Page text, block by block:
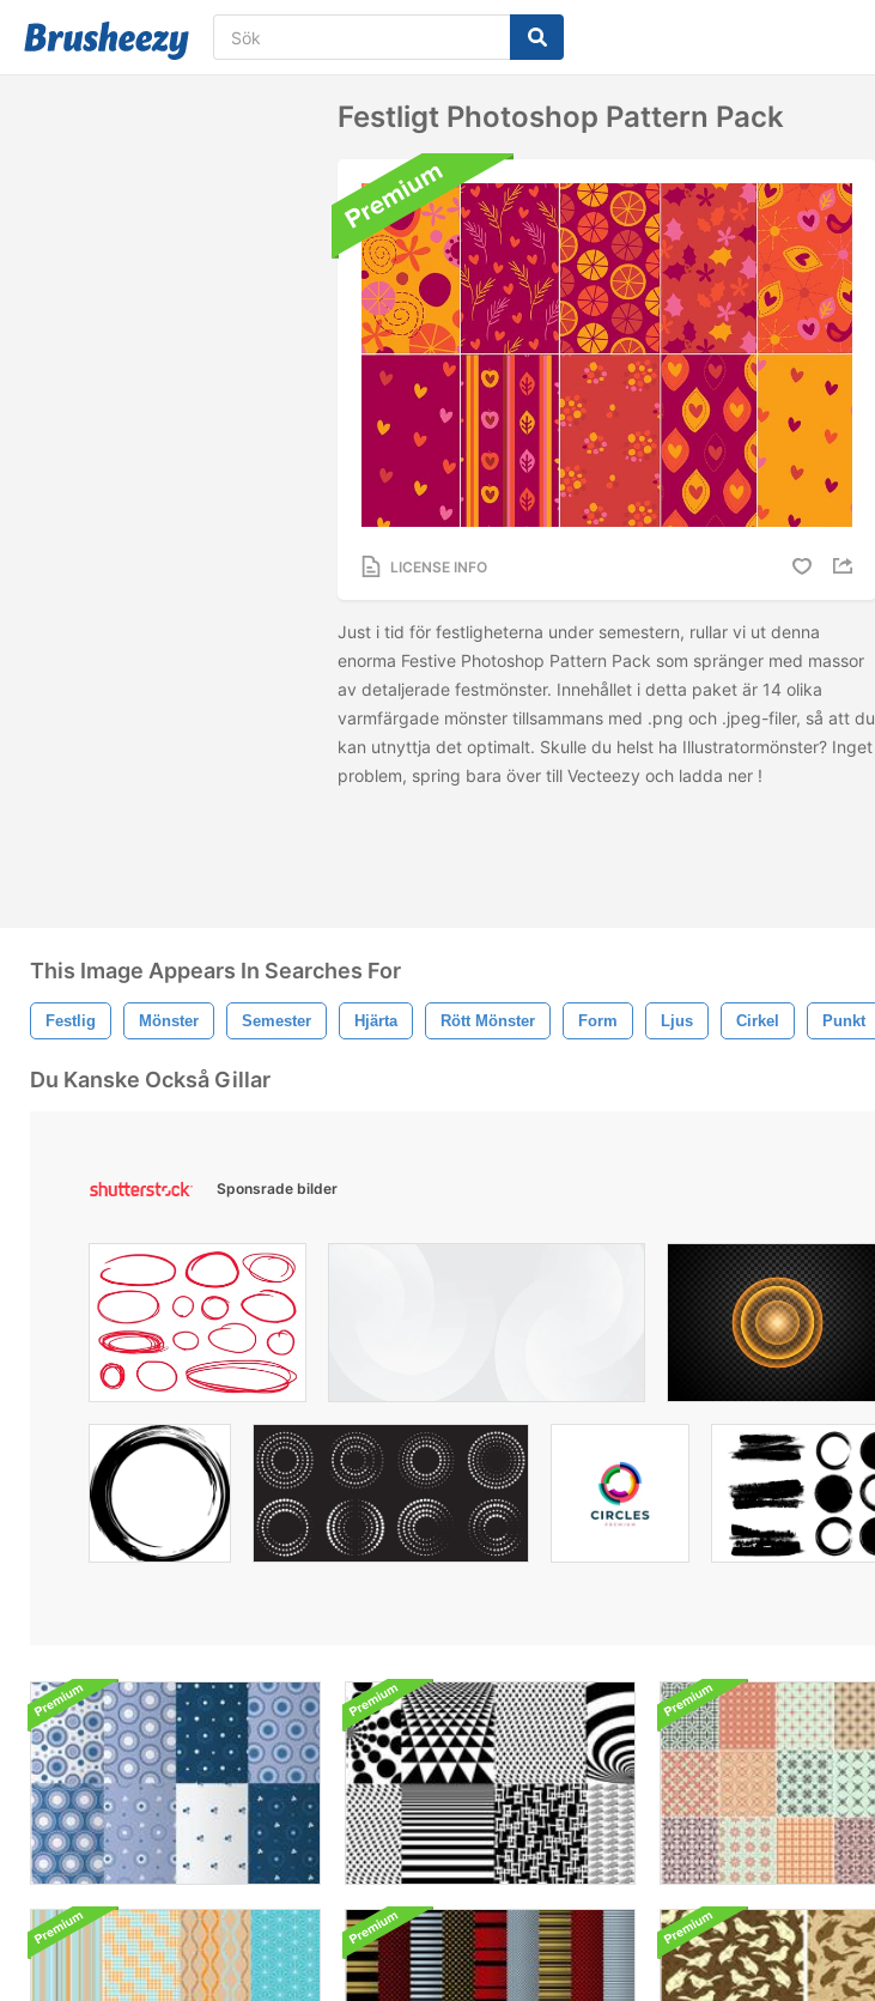
Festligt Photoshop Pattern Pack
LICENSE INFO
Just i tid för festligheterna under semestern, rullar vi ut denna
enorma Festive Photoshop Pattern Pack som spränger med massor
av detaljerade festmönster. Innehållet i detta paket är 14 olika
varmfärgade mönster tillsammans med .png och .jpeg-filer, så att du
kan utnyttja det optimalt. Skulle du helst ha Illustratormönster? Inget
problem, spring bara över till Vecteezy och ladda ner !
This Image Appears In Searches For
Festlig Mönster Semester Hjärta Rött Mönster Form Ljus Cirkel Punkt
Du Kanske Också Gillar
Sponsrade bilder